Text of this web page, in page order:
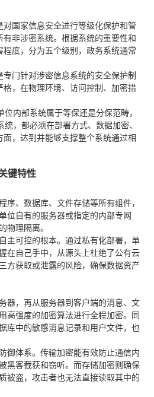
对国家信息安全进行等级化保护和管
非涉密系统。根据系统的重要性和
度，分为五个级别，政务系统通常
专门针对涉密信息系统的安全保护制
，在物理环境、访问控制、加密措
位内部系统属于等保还是分保范畴，
，都必须在部署方式、数据加密、
，达到并能够支撑整个系统通过相
键特性
序、数据库、文件存储等所有组件，
位自有的服务器或指定的内部专网
物理隔离。
主可控的根本。通过私有化部署，单
在自己手中，从源头上杜绝了公有云
方获取或泄露的风险，确保数据资产
器，再从服务器到客户端的消息、文
高强度的加密算法进行全程加密。同
库中的敏感消息记录和用户文件，也
御体系。传输加密能有效防止通信内
黑客截获和窃听。而存储加密则确保
被盗，攻击者也无法直接读取其中的